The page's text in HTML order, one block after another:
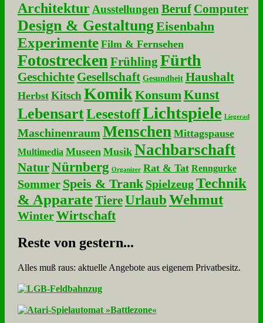
Architektur Ausstellungen Beruf Computer
Design & GestaltungEisenbahn
Experimente Film & Fernsehen
Fotostrecken Frühling Fürth
Geschichte Gesellschaft Gesundheit Haushalt
Herbst Kitsch KomikKonsumKunst
LebensartLesestoffLichtspiele Liegerad
Maschinenraum Menschen Mittagspause
Multimedia Museen Musik Nachbarschaft
NaturNürnberg Organizer Rat & Tat Renngurke
Sommer Speis & Trank Spielzeug Technik
& Apparate Tiere UrlaubWehmut
Winter Wirtschaft
Re­ste von ge­stern...
Alles muß raus: aktuelle An­ge­bo­te aus eigenem Privatbesitz.